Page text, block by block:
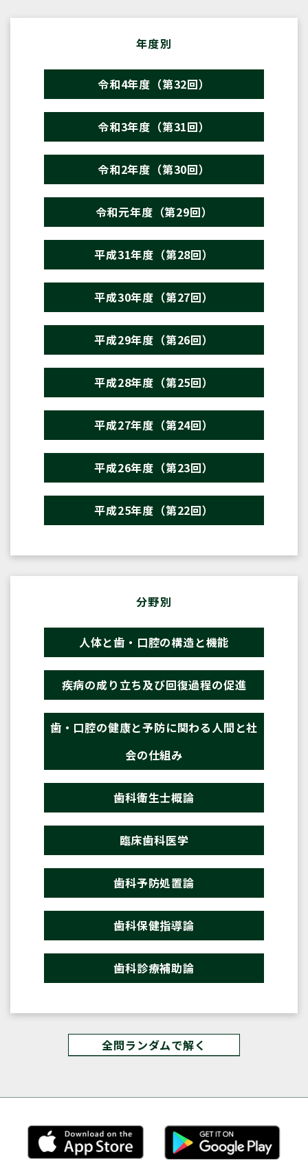
年度別
令和4年度（第32回）
令和3年度（第31回）
令和2年度（第30回）
令和元年度（第29回）
平成31年度（第28回）
平成30年度（第27回）
平成29年度（第26回）
平成28年度（第25回）
平成27年度（第24回）
平成26年度（第23回）
平成25年度（第22回）
分野別
人体と歯・口腔の構造と機能
疾病の成り立ち及び回復過程の促進
歯・口腔の健康と予防に関わる人間と社
会の仕組み
歯科衛生士概論
臨床歯科医学
歯科予防処置論
歯科保健指導論
歯科診療補助論
全問ランダムで解く